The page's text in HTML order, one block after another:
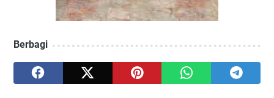
Berbagi